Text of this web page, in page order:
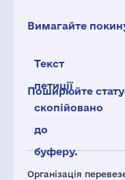
Організація
Вимагайте
Текст
петиції
скопійовано
до
буферу.
Поширюйте